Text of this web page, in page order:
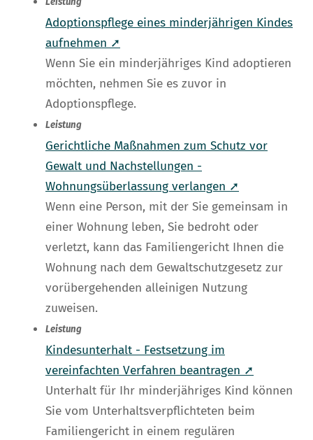
Leistung
Adoptionspflege eines minderjährigen Kindes
aufnehmen ➚
Wenn Sie ein minderjähriges Kind adoptieren
möchten, nehmen Sie es zuvor in
Adoptionspflege.
Leistung
Gerichtliche Maßnahmen zum Schutz vor
Gewalt und Nachstellungen -
Wohnungsüberlassung verlangen ➚
Wenn eine Person, mit der Sie gemeinsam in
einer Wohnung leben, Sie bedroht oder
verletzt, kann das Familiengericht Ihnen die
Wohnung nach dem Gewaltschutzgesetz zur
vorübergehenden alleinigen Nutzung
zuweisen.
Leistung
Kindesunterhalt - Festsetzung im
vereinfachten Verfahren beantragen ➚
Unterhalt für Ihr minderjähriges Kind können
Sie vom Unterhaltsverpflichteten beim
Familiengericht in einem regulären